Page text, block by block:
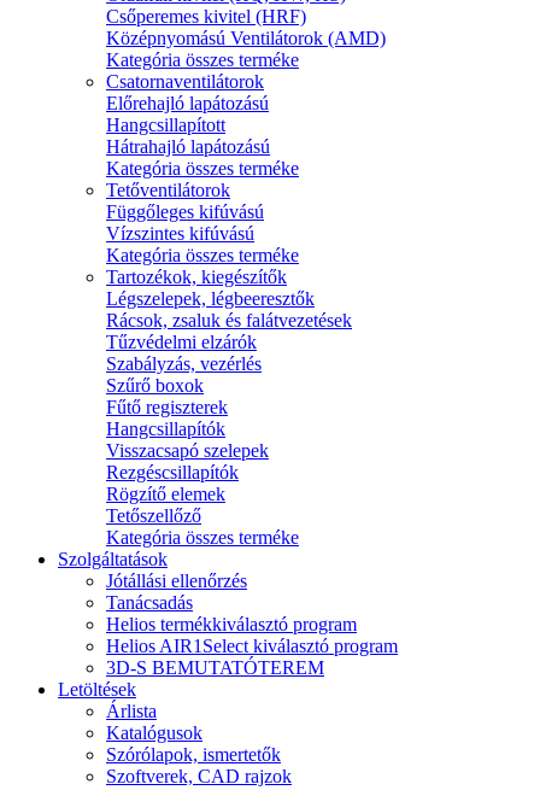
Csőperemes kivitel (HRF)
Középnyomású Ventilátorok (AMD)
Kategória összes terméke
Csatornaventilátorok
Előrehajló lapátozású
Hangcsillapított
Hátrahajló lapátozású
Kategória összes terméke
Tetőventilátorok
Függőleges kifúvású
Vízszintes kifúvású
Kategória összes terméke
Tartozékok, kiegészítők
Légszelepek, légbeeresztők
Rácsok, zsaluk és falátvezetések
Tűzvédelmi elzárók
Szabályzás, vezérlés
Szűrő boxok
Fűtő regiszterek
Hangcsillapítók
Visszacsapó szelepek
Rezgéscsillapítók
Rögzítő elemek
Tetőszellőző
Kategória összes terméke
Szolgáltatások
Jótállási ellenőrzés
Tanácsadás
Helios termékkiválasztó program
Helios AIR1Select kiválasztó program
3D-S BEMUTATÓTEREM
Letöltések
Árlista
Katalógusok
Szórólapok, ismertetők
Szoftverek, CAD rajzok